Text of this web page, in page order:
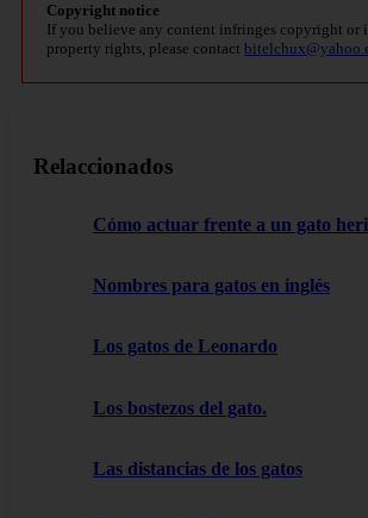
Copyright notice
If you believe any content infringes copyright or
property rights, please contact
Relaccionados
Cómo actuar frente a un gato
Nombres para gatos en inglés
Los gatos de Leonardo
Los bostezos del gato.
Las distancias de los gatos